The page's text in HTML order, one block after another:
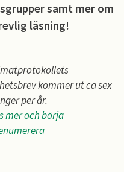
samt mer om
läsning!
kommer ut ca sex
per år.
mer och börja